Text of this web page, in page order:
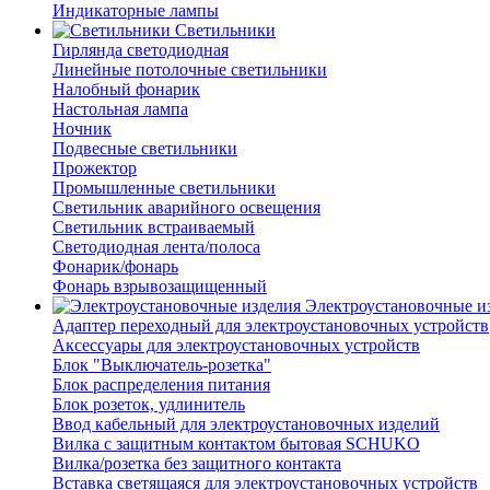
Индикаторные лампы
Светильники
Гирлянда светодиодная
Линейные потолочные светильники
Налобный фонарик
Настольная лампа
Ночник
Подвесные светильники
Прожектор
Промышленные светильники
Светильник аварийного освещения
Светильник встраиваемый
Светодиодная лента/полоса
Фонарик/фонарь
Фонарь взрывозащищенный
Электроустановочные
Адаптер переходный для электроустановочных устройств
Аксессуары для электроустановочных устройств
Блок "Выключатель-розетка"
Блок распределения питания
Блок розеток, удлинитель
Ввод кабельный для электроустановочных изделий
Вилка с защитным контактом бытовая SCHUKO
Вилка/розетка без защитного контакта
Вставка светящаяся для электроустановочных устройств